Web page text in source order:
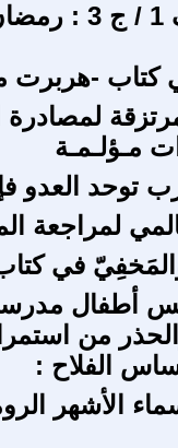
ب 3 / ف 1
كتاب -هربرت
لمصادرة
مـؤلـمـة
توحد العدو
لمراجعة
في
أطفال مدرسة
من
الفلاح :
الأشهر